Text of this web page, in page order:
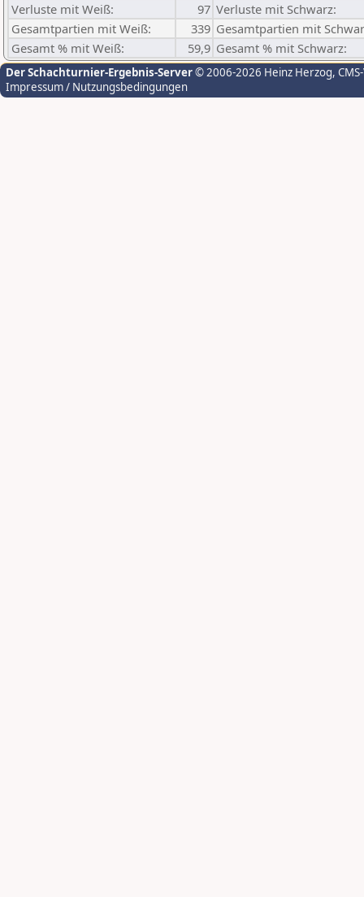
Verluste mit Weiß:
97 Verluste mit Schwarz:
Gesamtpartien mit Weiß:
339 Gesamtpartien mit
Gesamt % mit Weiß:
59,9 Gesamt % mit Schwarz:
Der Schachturnier-Ergebnis-Server© 2006-2026 Heinz Herzog,
Impressum / Nutzungsbedingungen